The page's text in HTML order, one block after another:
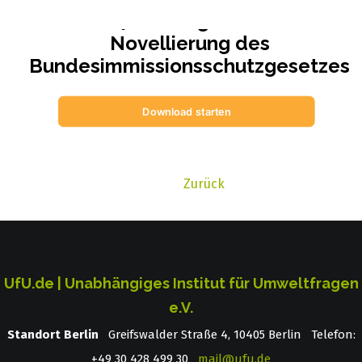
Novellierung des
Bundesimmissionsschutzgesetzes
Download starten
Zurück
UfU.de | Unabhängiges Institut für Umweltfragen
e.V.
Standort Berlin ­ Greifswalder Straße 4, 10405 Berlin Telefon:
+49 30 428 499 30 mail@ufu.de